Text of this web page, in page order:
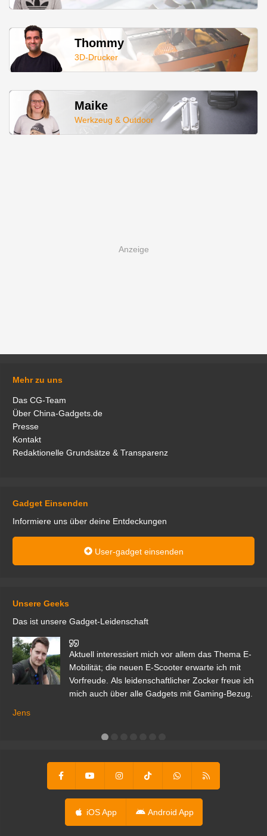
Thommy
3D-Drucker
Maike
Werkzeug & Outdoor
Mehr zu uns
Das CG-Team
Über China-Gadgets.de
Presse
Kontakt
Redaktionelle Grundsätze & Transparenz
Gadget Einsenden
Informiere uns über deine Entdeckungen
User-gadget einsenden
Unsere Geeks
Das ist unsere Gadget-Leidenschaft
Aktuell interessiert mich vor allem das Thema E-
Mobilität; die neuen E-Scooter erwarte ich mit
Vorfreude. Als leidenschaftlicher Zocker freue ich
mich auch über alle Gadgets mit Gaming-Bezug.
Jens
iOS App Android App